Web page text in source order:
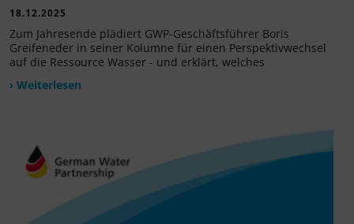
18.12.2025
Zum Jahresende plädiert GWP-Geschäftsführer Boris
Greifeneder in seiner Kolumne für einen Perspektivwechsel
auf die Ressource Wasser - und erklärt, welches
› Weiterlesen